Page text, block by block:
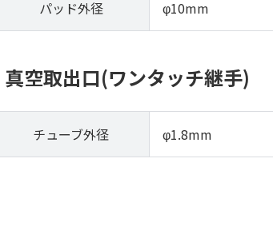
パッド外径 φ10mm
真空取出口(ワンタッチ継手)
チューブ外径 φ1.8mm